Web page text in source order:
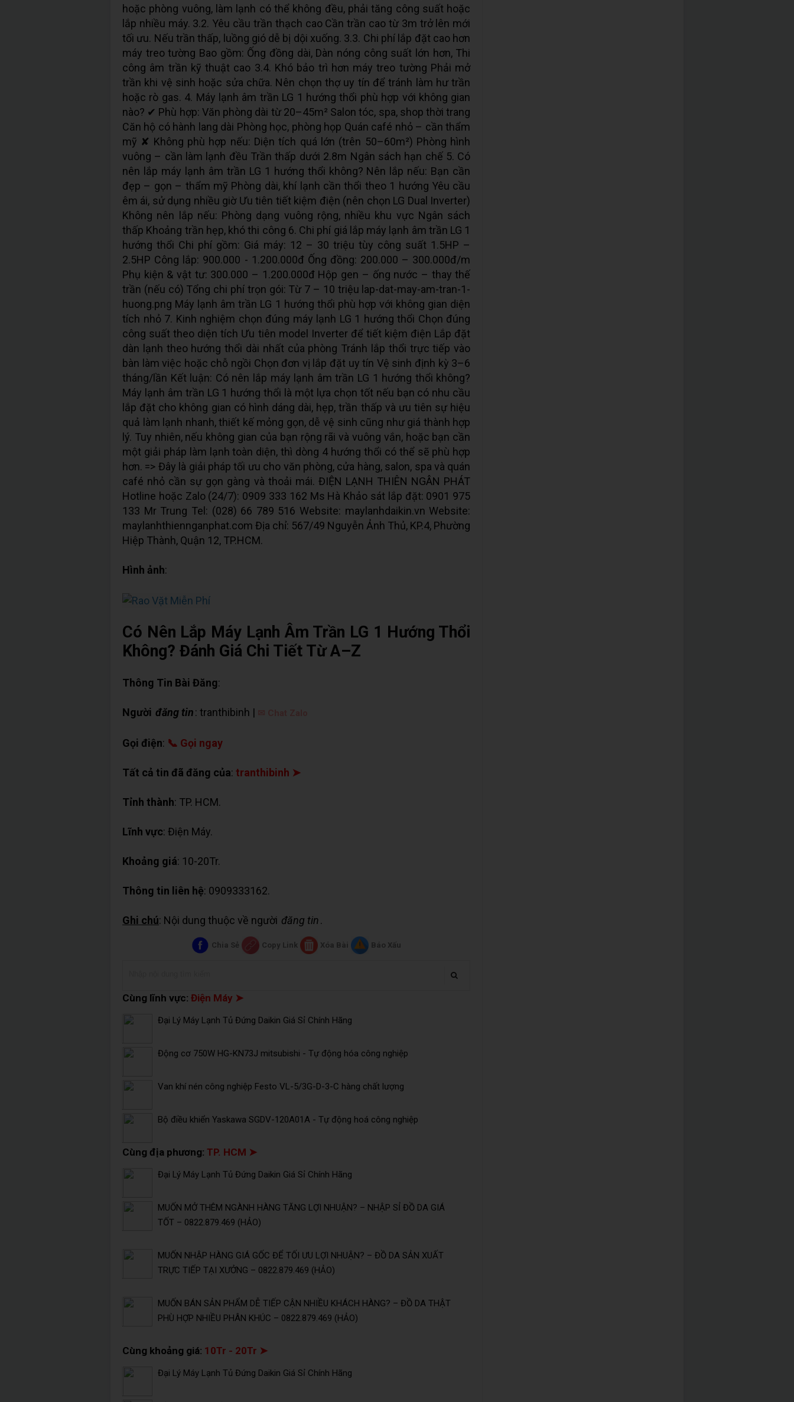
hoặc phòng vuông, làm lạnh có thể không đều, phải tăng công suất hoặc
lắp nhiều máy. 3.2. Yêu cầu trần thạch cao Cần trần cao từ 3m trở lên mới
tối ưu. Nếu trần thấp, luồng gió dễ bị dội xuống. 3.3. Chi phí lắp đặt cao hơn
máy treo tường Bao gồm: Ống đồng dài, Dàn nóng công suất lớn hơn, Thi
công âm trần kỹ thuật cao 3.4. Khó bảo trì hơn máy treo tường Phải mở
trần khi vệ sinh hoặc sửa chữa. Nên chọn thợ uy tín để tránh làm hư trần
hoặc rò gas. 4. Máy lạnh âm trần LG 1 hướng thổi phù hợp với không gian
nào? ✔ Phù hợp: Văn phòng dài từ 20–45m² Salon tóc, spa, shop thời trang
Căn hộ có hành lang dài Phòng học, phòng họp Quán café nhỏ – cần thẩm
mỹ ✘ Không phù hợp nếu: Diện tích quá lớn (trên 50–60m²) Phòng hình
vuông – cần làm lạnh đều Trần thấp dưới 2.8m Ngân sách hạn chế 5. Có
nên lắp máy lạnh âm trần LG 1 hướng thổi không? Nên lắp nếu: Bạn cần
đẹp – gọn – thẩm mỹ Phòng dài, khí lạnh cần thổi theo 1 hướng Yêu cầu
êm ái, sử dụng nhiều giờ Ưu tiên tiết kiệm điện (nên chọn LG Dual Inverter)
Không nên lắp nếu: Phòng dạng vuông rộng, nhiều khu vực Ngân sách
thấp Khoảng trần hẹp, khó thi công 6. Chi phí giá lắp máy lạnh âm trần LG 1
hướng thổi Chi phí gồm: Giá máy: 12 – 30 triệu tùy công suất 1.5HP –
2.5HP Công lắp: 900.000 - 1.200.000đ Ống đồng: 200.000 – 300.000đ/m
Phụ kiện & vật tư: 300.000 – 1.200.000đ Hộp gen – ống nước – thay thế
trần (nếu có) Tổng chi phí trọn gói: Từ 7 – 10 triệu lap-dat-may-am-tran-1-
huong.png Máy lạnh âm trần LG 1 hướng thổi phù hợp với không gian diện
tích nhỏ 7. Kinh nghiệm chọn đúng máy lạnh LG 1 hướng thổi Chọn đúng
công suất theo diện tích Ưu tiên model Inverter để tiết kiệm điện Lắp đặt
dàn lạnh theo hướng thổi dài nhất của phòng Tránh lắp thổi trực tiếp vào
bàn làm việc hoặc chỗ ngồi Chọn đơn vị lắp đặt uy tín Vệ sinh định kỳ 3–6
tháng/lần Kết luận: Có nên lắp máy lạnh âm trần LG 1 hướng thổi không?
Máy lạnh âm trần LG 1 hướng thổi là một lựa chọn tốt nếu bạn có nhu cầu
lắp đặt cho không gian có hình dáng dài, hẹp, trần thấp và ưu tiên sự hiệu
quả làm lạnh nhanh, thiết kế mỏng gọn, dễ vệ sinh cũng như giá thành hợp
lý. Tuy nhiên, nếu không gian của bạn rộng rãi và vuông vắn, hoặc bạn cần
một giải pháp làm lạnh toàn diện, thì dòng 4 hướng thổi có thể sẽ phù hợp
hơn. => Đây là giải pháp tối ưu cho văn phòng, cửa hàng, salon, spa và quán
café nhỏ cần sự gọn gàng và thoải mái. ĐIỆN LẠNH THIÊN NGÂN PHÁT
Hotline hoặc Zalo (24/7): 0909 333 162 Ms Hà Khảo sát lắp đặt: 0901 975
133 Mr Trung Tel: (028) 66 789 516 Website: maylanhdaikin.vn Website:
maylanhthiennganphat.com Địa chỉ: 567/49 Nguyễn Ảnh Thủ, KP.4, Phường
Hiệp Thành, Quận 12, TP.HCM.
Hình ảnh:
Có Nên Lắp Máy Lạnh Âm Trần LG 1 Hướng Thổi
Không? Đánh Giá Chi Tiết Từ A–Z
Thông Tin Bài Đăng:
Người đăng tin: tranthibinh |
Gọi điện: 📞 Gọi ngay
Tất cả tin đã đăng của: tranthibinh ➤
Tỉnh thành: TP. HCM.
Lĩnh vực: Điện Máy.
Khoảng giá: 10-20Tr.
Thông tin liên hệ: 0909333162.
Ghi chú: Nội dung thuộc về người đăng tin.
Chia Sẻ Copy Link Xóa Bài Báo Xấu
Cùng lĩnh vực: Điện Máy ➤
Đại Lý Máy Lạnh Tủ Đứng Daikin Giá Sỉ Chính Hãng
Động cơ 750W HG-KN73J mitsubishi - Tự động hóa công nghiệp
Van khí nén công nghiệp Festo VL-5/3G-D-3-C hàng chất lượng
Bộ điều khiển Yaskawa SGDV-120A01A - Tự động hoá công nghiệp
Cùng địa phương: TP. HCM ➤
Đại Lý Máy Lạnh Tủ Đứng Daikin Giá Sỉ Chính Hãng
MUỐN MỞ THÊM NGÀNH HÀNG TĂNG LỢI NHUẬN? – NHẬP SỈ ĐỒ DA GIÁ
TỐT – 0822.879.469 (HẢO)
MUỐN NHẬP HÀNG GIÁ GỐC ĐỂ TỐI ƯU LỢI NHUẬN? – ĐỒ DA SẢN XUẤT
TRỰC TIẾP TẠI XƯỞNG – 0822.879.469 (HẢO)
MUỐN BÁN SẢN PHẨM DỄ TIẾP CẬN NHIỀU KHÁCH HÀNG? – ĐỒ DA THẬT
PHÙ HỢP NHIỀU PHÂN KHÚC – 0822.879.469 (HẢO)
Cùng khoảng giá: 10Tr - 20Tr ➤
Đại Lý Máy Lạnh Tủ Đứng Daikin Giá Sỉ Chính Hãng